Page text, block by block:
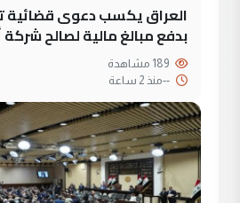
العراق يكسب دعوى قضائية
بدفع مبالغ مالية لصالح
--منذ 2 ساعة